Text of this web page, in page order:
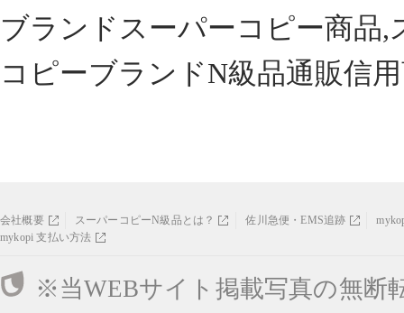
ブランドスーパーコピー商品
コピーブランドN級品通販信
会社概要 スーパーコピーN級品とは？ 佐川急便・EMS追跡
mykopi 支払い方法
※当WEBサイト掲載写真の無断